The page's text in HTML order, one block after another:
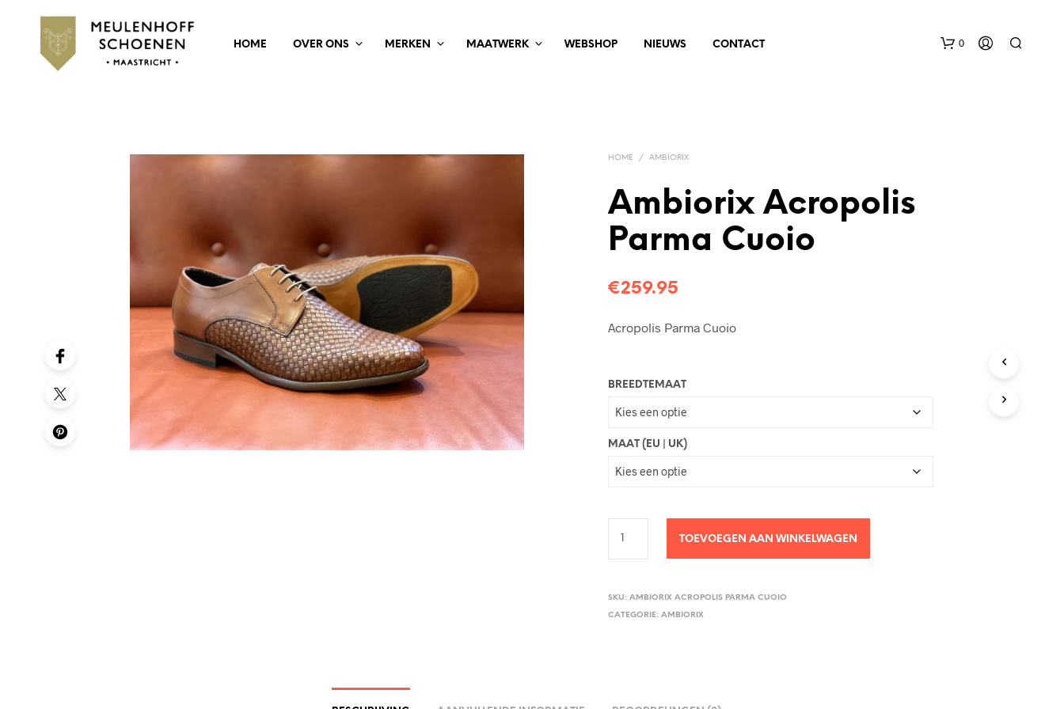
HOME OVER ONS MERKEN MAATWERK WEBSHOP NIEUWS CONTACT 0
HOME / AMBIORIX
Ambiorix Acropolis
Parma Cuoio
€259.95
Acropolis Parma Cuoio
BREEDTEMAAT
MAAT (EU | UK)
TOEVOEGEN AAN WINKELWAGEN
SKU:AMBIORIX ACROPOLIS PARMA CUOIO
CATEGORIE:AMBIORIX